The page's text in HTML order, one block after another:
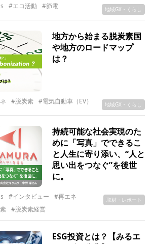
#エコ活動 #節電 地域GX・くらし
地方から始まる脱炭素国
や地方のロードマップ
は？
#脱炭素 #電気自動車（EV） 地域GX・くらし
持続可能な社会実現のた
めに「写真」でできるこ
と人生に寄り添い、“人と
思い出をつなぐ”を後世
に。
#インタビュー
#再エネ
#脱炭素経営
取材・レポート
ESG投資とは？【みるエ